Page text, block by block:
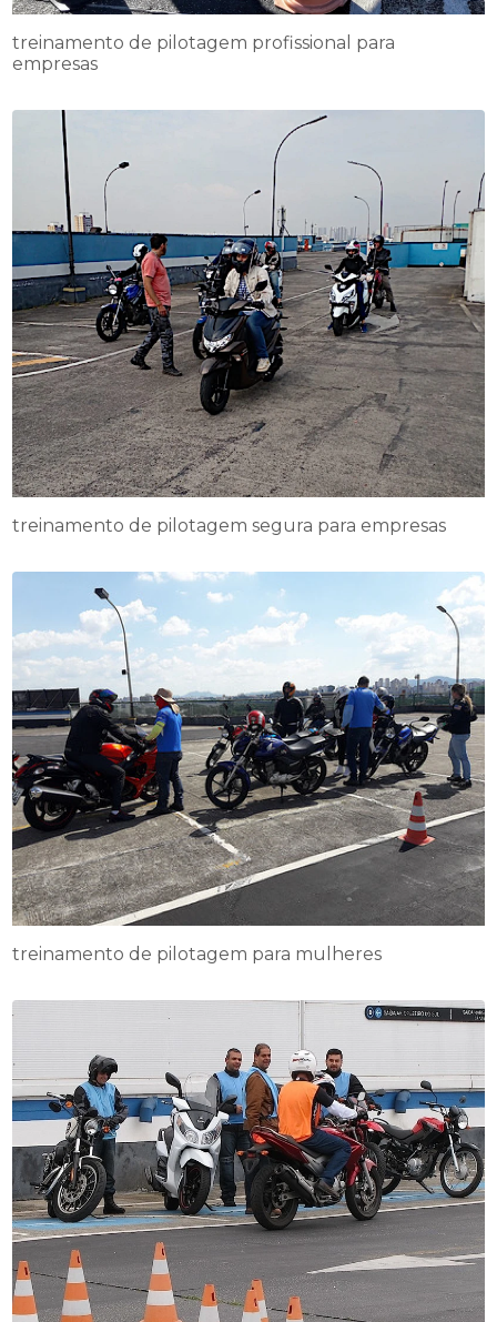
treinamento de pilotagem profissional para
empresas
treinamento de pilotagem segura para empresas
treinamento de pilotagem para mulheres